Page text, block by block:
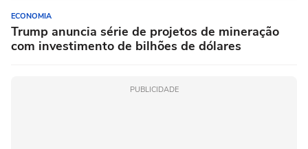
ECONOMIA
Trump anuncia série de projetos de mineração
com investimento de bilhões de dólares
PUBLICIDADE